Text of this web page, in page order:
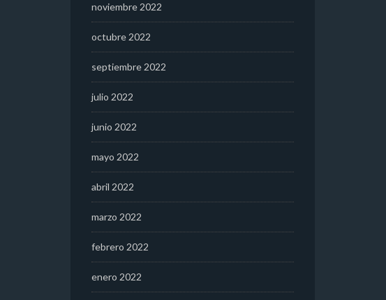
noviembre 2022
octubre 2022
septiembre 2022
julio 2022
junio 2022
mayo 2022
abril 2022
marzo 2022
febrero 2022
enero 2022